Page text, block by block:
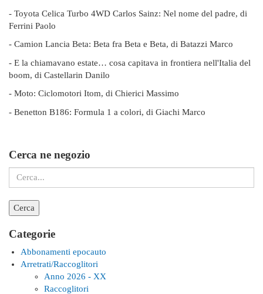
- Toyota Celica Turbo 4WD Carlos Sainz: Nel nome del padre, di
Ferrini Paolo
- Camion Lancia Beta: Beta fra Beta e Beta, di Batazzi Marco
- E la chiamavano estate… cosa capitava in frontiera nell'Italia del
boom, di Castellarin Danilo
- Moto: Ciclomotori Itom, di Chierici Massimo
- Benetton B186: Formula 1 a colori, di Giachi Marco
Cerca ne negozio
Categorie
Abbonamenti epocauto
Arretrati/Raccoglitori
Anno 2026 - XX
Raccoglitori